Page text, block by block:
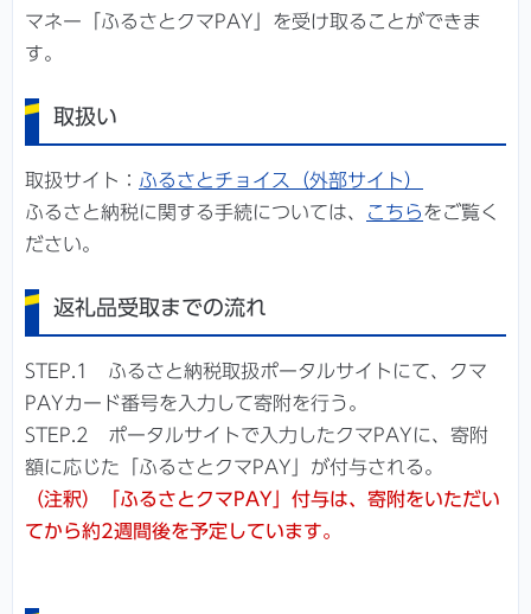
マネー「ふるさとクマPAY」を受け取ることができま
す。
取扱い
取扱サイト： ふるさとチョイス（外部サイト）
ふるさと納税に関する手続については、
こちらをご覧く
ださい。
返礼品受取までの流れ
STEP.1 ふるさと納税取扱ポータルサイトにて、クマ
PAYカード番号を入力して寄附を行う。
STEP.2 ポータルサイトで入力したクマPAYに、寄附
額に応じた「ふるさとクマPAY」が付与される。
（注釈）「ふるさとクマPAY」付与は、寄附をいただい
てから約2週間後を予定しています。